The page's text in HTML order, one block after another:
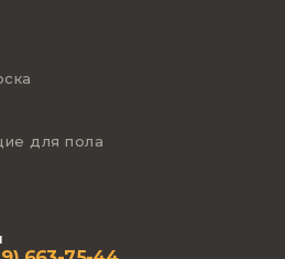
для пола